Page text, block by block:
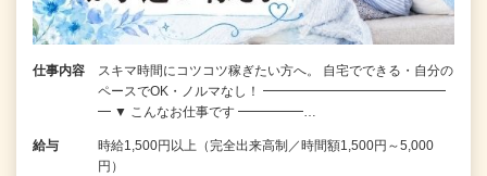
仕事内容
スキマ時間にコツコツ稼ぎたい方へ。 自宅でできる・自分の
ペースでOK・ノルマなし！ ━━━━━━━━━━━━━━
━ ▼ こんなお仕事です ━━━━━…
給与
時給1,500円以上（完全出来高制／時間額1,500円～5,000
円）